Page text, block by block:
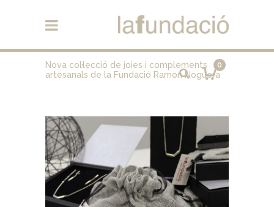
0
Nova col·lecció de joies i complements
artesanals de la Fundació Ramon Noguera